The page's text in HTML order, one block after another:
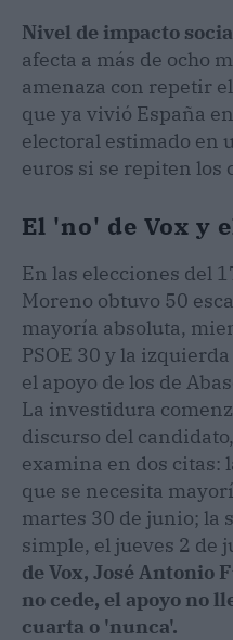
Nivel de impacto
afecta a más de ocho
amenaza con repetir
que ya vivió España
electoral estimado en
euros si se repiten los
El 'no' de Vox y
En las elecciones del
Moreno obtuvo 50
mayoría absoluta,
PSOE 30 y la
el apoyo de los de
La investidura
discurso del
examina en dos citas:
que se necesita
martes 30 de junio; la
simple, el jueves 2 de
de Vox, José Antonio
no cede, el apoyo no
cuarta o 'nunca'.